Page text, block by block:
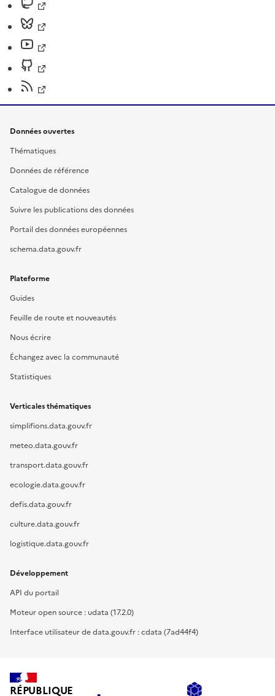
Données ouvertes
Thématiques
Données de référence
Catalogue de données
Suivre les publications des données
Portail des données européennes
schema.data.gouv.fr
Plateforme
Guides
Feuille de route et nouveautés
Nous écrire
Échangez avec la communauté
Statistiques
Verticales thématiques
simplifions.data.gouv.fr
meteo.data.gouv.fr
transport.data.gouv.fr
ecologie.data.gouv.fr
defis.data.gouv.fr
culture.data.gouv.fr
logistique.data.gouv.fr
Développement
API du portail
Moteur open source : udata (17.2.0)
Interface utilisateur de data.gouv.fr : cdata (7ad44f4)
RÉPUBLIQUE